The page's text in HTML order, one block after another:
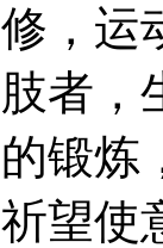
运
者
锻炼
望